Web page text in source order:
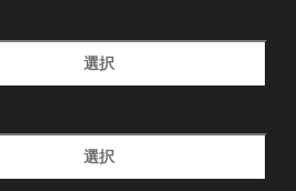
選択
選択